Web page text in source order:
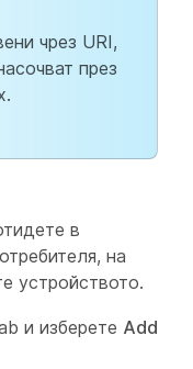
чрез URI,
през
в
на
устройството.
и изберете Add